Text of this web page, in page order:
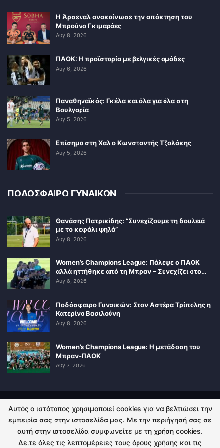
Η Άρσεναλ ανακοίνωσε την απόκτηση του
Μπρούνο Γκιμαράες
Αυγ 8, 2026
ΠΑΟΚ: Η προϊστορία με βελγικές ομάδες
Αυγ 6, 2026
Παναθηναϊκός: Γκέλα και όλα για όλα στη
Βουλγαρία
Αυγ 5, 2026
Επίσημα στη Χαλ ο Κωνσταντής Τζολάκης
Αυγ 5, 2026
ΠΟΔΟΣΦΑΙΡΟ ΓΥΝΑΙΚΩΝ
Θανάσης Πατρικίδης: “Συνεχίζουμε τη δουλειά
με το κεφάλι ψηλά”
Αυγ 8, 2026
Women’s Champions League: Πάλεψε ο ΠΑΟΚ
αλλά ηττήθηκε από τη Μπραν – Συνεχίζει στο…
Αυγ 8, 2026
Ποδόσφαιρο Γυναικών: Στον Αστέρα Τρίπολης η
Κατερίνα Βασιλούνη
Αυγ 8, 2026
Women’s Champions League: Η μετάδοση του
Μπραν-ΠΑΟΚ
Αυγ 7, 2026
ΠΟΛΙΤΙΚΗ ΑΠΟΡΡΗΤΟΥ ΕΠΙΚΟΙΝΩΝΙΑ
© 2026 - Kingsport.gr. All Rights Reserved.
Αυτός ο ιστότοπος χρησιμοποιεί cookies για να βελτιώσει την
εμπειρία σας στην ιστοσελίδα μας. Με την περιήγησή σας σε
αυτή στην ιστοσελίδα συμφωνείτε με τη χρήση cookies.
Δείτε όλες τις λεπτομέρειες τους όρους χρήσης και τις